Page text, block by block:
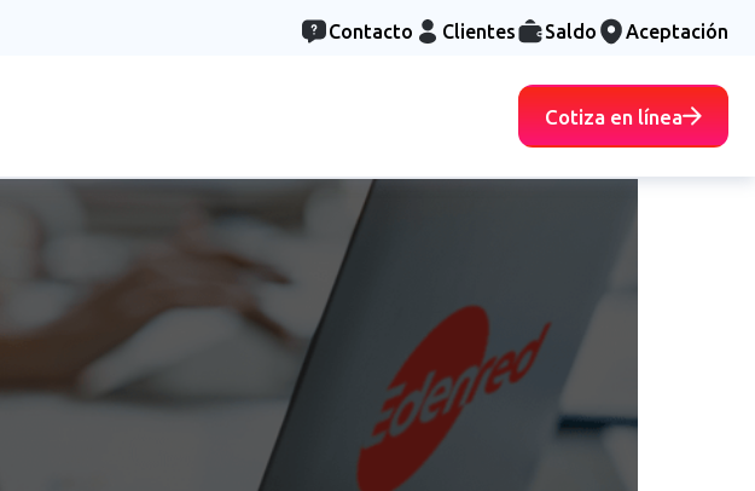
Contacto Clientes Saldo Aceptación
Cotiza en línea